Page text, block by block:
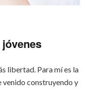
libertad. Para mí es la
venido construyendo y